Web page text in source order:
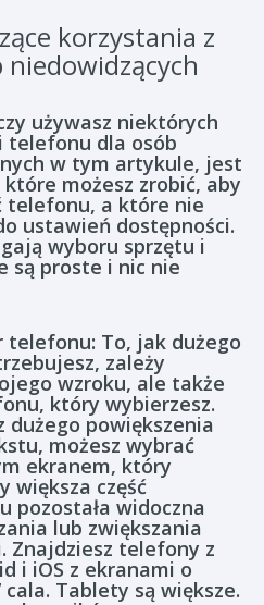
korzystania z
używasz niektórych
telefonu dla osób
w tym artykule, jest
możesz zrobić, aby
telefonu, a które nie
ustawień dostępności.
wyboru sprzętu i
są proste i nic nie
telefonu: To, jak dużego
zależy
wzroku, ale także
który wybierzesz.
dużego powiększenia
możesz wybrać
ekranem, który
większa część
pozostała widoczna
lub zwiększania
Znajdziesz telefony z
i iOS z ekranami o
Tablety są większe.